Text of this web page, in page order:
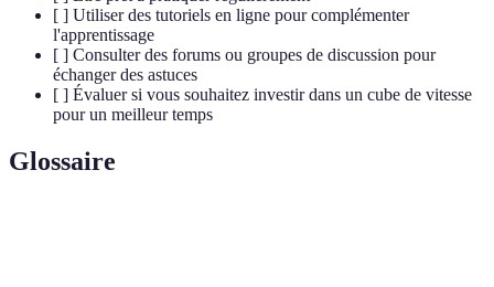
[ ] Utiliser des tutoriels en ligne pour complémenter
l'apprentissage
[ ] Consulter des forums ou groupes de discussion pour
échanger des astuces
[ ] Évaluer si vous souhaitez investir dans un cube de vitesse
pour un meilleur temps
Glossaire